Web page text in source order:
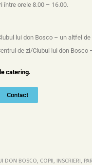
între orele 8.00 – 16.00.
lui don Bosco – un altfel
de zi/Clubul lui don
catering.
Contact
DON BOSCO, COPII, INSCRIERI,